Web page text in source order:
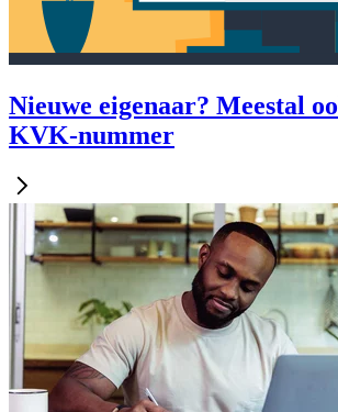
Nieuwe eigenaar? Meestal
KVK-nummer